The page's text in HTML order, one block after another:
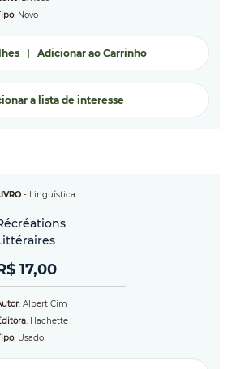
: Novo
| Adicionar ao Carrinho
a lista de interesse
- Linguística
17,00
: Albert Cim
: Hachette
: Usado